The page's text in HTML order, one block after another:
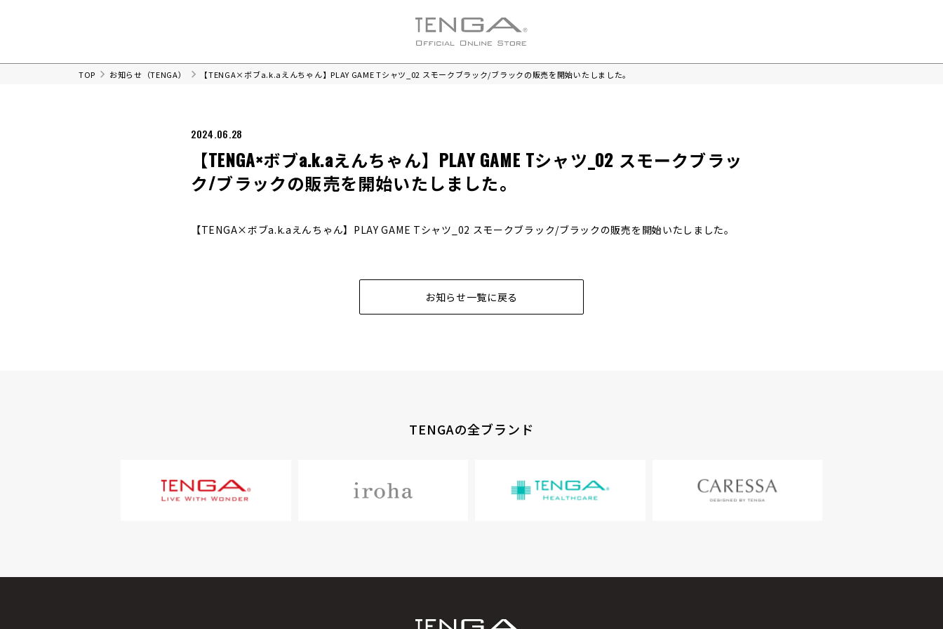
TOP お知らせ（TENGA） 【TENGA×ボブa.k.aえんちゃん】PLAY GAME Tシャツ_02 スモークブラック/ブラックの販売を開始いたしました。
2024.06.28
【TENGA×ボブa.k.aえんちゃん】PLAY GAME Tシャツ_02 スモークブラッ
ク/ブラックの販売を開始いたしました。
【TENGA×ボブa.k.aえんちゃん】PLAY GAME Tシャツ_02 スモークブラック/ブラックの販売を開始いたしました。
お知らせ一覧に戻る
TENGAの全ブランド